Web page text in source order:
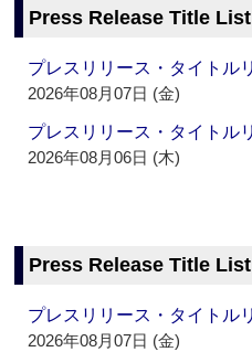
Press Release Title List
プレスリリース・タイト
2026年08月07日 (金)
プレスリリース・タイト
2026年08月06日 (木)
Press Release Title
プレスリリース・タイト
2026年08月07日 (金)